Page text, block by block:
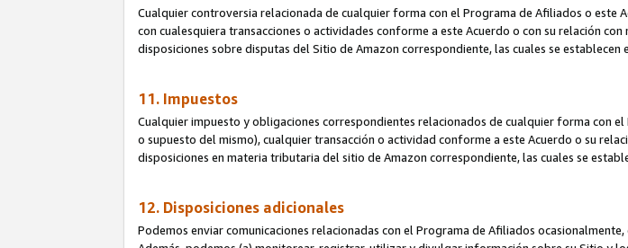
Cualquier controversia relacionada de cualquier forma con el Programa de Afiliados o
con cualesquiera transacciones o actividades conforme a este Acuerdo o con su relación
disposiciones sobre disputas del Sitio de Amazon correspondiente, las cuales se establecen
11. Impuestos
Cualquier impuesto y obligaciones correspondientes relacionados de cualquier forma con
o supuesto del mismo), cualquier transacción o actividad conforme a este Acuerdo o su
disposiciones en materia tributaria del sitio de Amazon correspondiente, las cuales se
12. Disposiciones adicionales
Podemos enviar comunicaciones relacionadas con el Programa de Afiliados